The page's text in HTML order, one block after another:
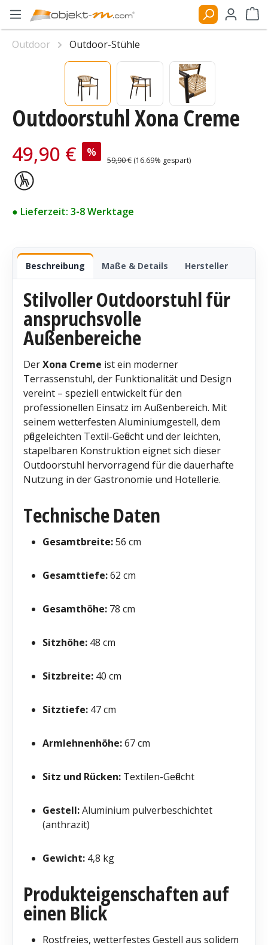
Zum Hauptinhalt springen
Outdoorstuhl Xona Creme
Verkaufspreis:
49,90 € %
Regulärer Preis:
59,90 € (16.69% gespart)
● Lieferzeit: 3-8 Werktage
Beschreibung Maße & Details Hersteller
Stilvoller Outdoorstuhl für
anspruchsvolle
Außenbereiche
DerXona Creme ist ein moderner
Terrassenstuhl, der Funktionalität und Design
vereint – speziell entwickelt für den
professionellen Einsatz im Außenbereich. Mit
seinem wetterfesten Aluminiumgestell, dem
pflegeleichten Textil-Geflecht und der leichten,
stapelbaren Konstruktion eignet sich dieser
Outdoorstuhl hervorragend für die dauerhafte
Nutzung in der Gastronomie und Hotellerie.
Technische Daten
Gesamtbreite:56 cm
Gesamttiefe:62 cm
Gesamthöhe: 78 cm
Sitzhöhe: 48 cm
Sitzbreite: 40 cm
Sitztiefe: 47 cm
Armlehnenhöhe:67 cm
Sitz und Rücken: Textilen-Geflecht
Gestell:Aluminium pulverbeschichtet
(anthrazit)
Gewicht: 4,8 kg
Produkteigenschaften auf
einen Blick
Rostfreies, wetterfestes Gestell aus solidem
Outdoor
Outdoor-Stühle
Bildergalerie überspringen